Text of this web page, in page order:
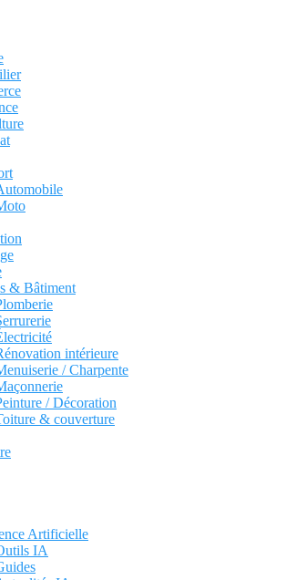
& Bâtiment
intérieure
/ Charpente
/ Décoration
& couverture
Artificielle
IA